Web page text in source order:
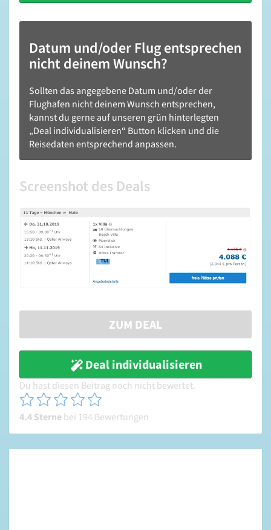
Datum und/oder Flug entsprechen
nicht deinem Wunsch?
Sollten das angegebene Datum und/oder der
Flughafen nicht deinem Wunsch entsprechen,
kannst du gerne auf unseren grün hinterlegten
„Deal individualisieren“ Button klicken und die
Reisedaten entsprechend anpassen.
Screenshot des Deals
ZUM DEAL
Deal individualisieren
Du hast diesen Beitrag noch nicht bewertet.
4.4 Sterne bei 194 Bewertungen